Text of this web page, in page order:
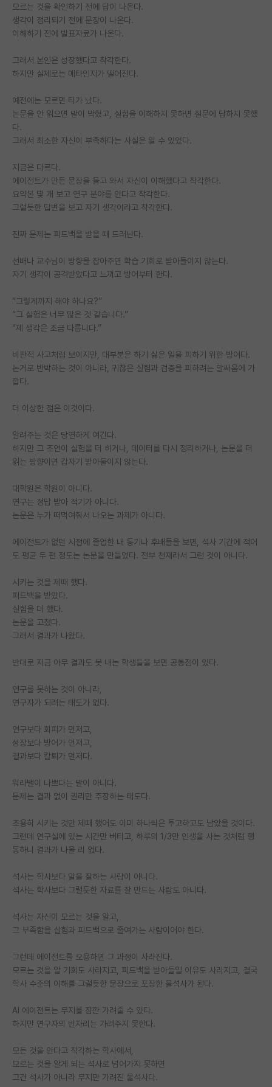
재팬라운지 🌸
모르는 것을 확인하기 전에 답이 나온다.
생각이 정리되기 전에 문장이 나온다.
이해하기 전에 발표자료가 나온다.
그래서 본인은 성장했다고 착각한다.
하지만 실제로는 메타인지가 떨어진다.
예전에는 모르면 티가 났다.
논문을 안 읽으면 말이 막혔고, 실험을 이해하지 못하면 질문에 답하지 못했
다.
그래서 최소한 자신이 부족하다는 사실은 알 수 있었다.
지금은 다르다.
에이전트가 만든 문장을 들고 와서 자신이 이해했다고 착각한다.
요약본 몇 개 보고 연구 분야를 안다고 착각한다.
그럴듯한 답변을 보고 자기 생각이라고 착각한다.
진짜 문제는 피드백을 받을 때 드러난다.
선배나 교수님이 방향을 잡아주면 학습 기회로 받아들이지 않는다.
자기 생각이 공격받았다고 느끼고 방어부터 한다.
“그렇게까지 해야 하나요?”
“그 실험은 너무 많은 것 같습니다.”
“제 생각은 조금 다릅니다.”
비판적 사고처럼 보이지만, 대부분은 하기 싫은 일을 피하기 위한 방어다.
논거로 반박하는 것이 아니라, 귀찮은 실험과 검증을 피하려는 말싸움에 가
깝다.
더 이상한 점은 이것이다.
알려주는 것은 당연하게 여긴다.
하지만 그 조언이 실험을 더 하거나, 데이터를 다시 정리하거나, 논문을 더
읽는 방향이면 갑자기 받아들이지 않는다.
대학원은 학원이 아니다.
연구는 정답 받아 적기가 아니다.
논문은 누가 떠먹여줘서 나오는 과제가 아니다.
에이전트가 없던 시절에 졸업한 내 동기나 후배들을 보면, 석사 기간에 적어
도 평균 두 편 정도는 논문을 만들었다. 전부 천재라서 그런 것이 아니다.
시키는 것을 제때 했다.
피드백을 받았다.
실험을 더 했다.
논문을 고쳤다.
그래서 결과가 나왔다.
반대로 지금 아무 결과도 못 내는 학생들을 보면 공통점이 있다.
연구를 못하는 것이 아니라,
연구자가 되려는 태도가 없다.
연구보다 회피가 먼저고,
성장보다 방어가 먼저고,
결과보다 칼퇴가 먼저다.
워라밸이 나쁘다는 말이 아니다.
문제는 결과 없이 권리만 주장하는 태도다.
조용히 시키는 것만 제때 했어도 이미 하나씩은 투고하고도 남았을 것이다.
그런데 연구실에 있는 시간만 버티고, 하루의 1/3만 인생을 사는 것처럼 행
동하니 결과가 나올 리 없다.
석사는 학사보다 말을 잘하는 사람이 아니다.
석사는 학사보다 그럴듯한 자료를 잘 만드는 사람도 아니다.
석사는 자신이 모르는 것을 알고,
그 부족함을 실험과 피드백으로 줄여가는 사람이어야 한다.
그런데 에이전트를 오용하면 그 과정이 사라진다.
모르는 것을 알 기회도 사라지고, 피드백을 받아들일 이유도 사라지고, 결국
학사 수준의 이해를 그럴듯한 문장으로 포장한 물석사가 된다.
AI 에이전트는 무지를 잠깐 가려줄 수 있다.
하지만 연구자의 빈자리는 가려주지 못한다.
모든 것을 안다고 착각하는 학사에서,
모르는 것을 알게 되는 석사로 넘어가지 못하면
그건 석사가 아니라 무지만 가려진 물석사다.